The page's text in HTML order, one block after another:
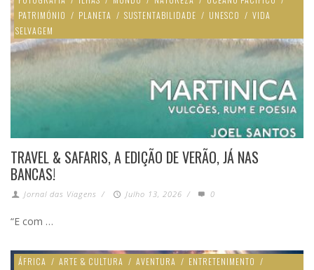
PATRIMÓNIO / PLANETA / SUSTENTABILIDADE / UNESCO / VIDA
SELVAGEM
TRAVEL & SAFARIS, A EDIÇÃO DE VERÃO, JÁ NAS
BANCAS!
Jornal das Viagens / Julho 13, 2026 / 0
“E com …
ÁFRICA / ARTE & CULTURA / AVENTURA / ENTRETENIMENTO /